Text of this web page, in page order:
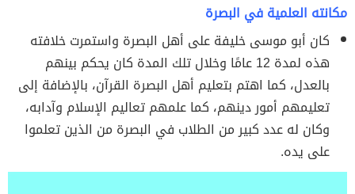
مكانته العلمية في البصرة
كان أبو موسى خليفة على أهل البصرة واستمرت خلافته
هذه لمدة 12 عامًا وخلال تلك المدة كان يحكم بينهم
بالعدل، كما اهتم بتعليم أهل البصرة القرآن، بالإضافة إلى
تعليمهم أمور دينهم، كما علمهم تعاليم الإسلام وآدابه،
وكان له عدد كبير من الطلاب في البصرة من الذين تعلموا
على يده.